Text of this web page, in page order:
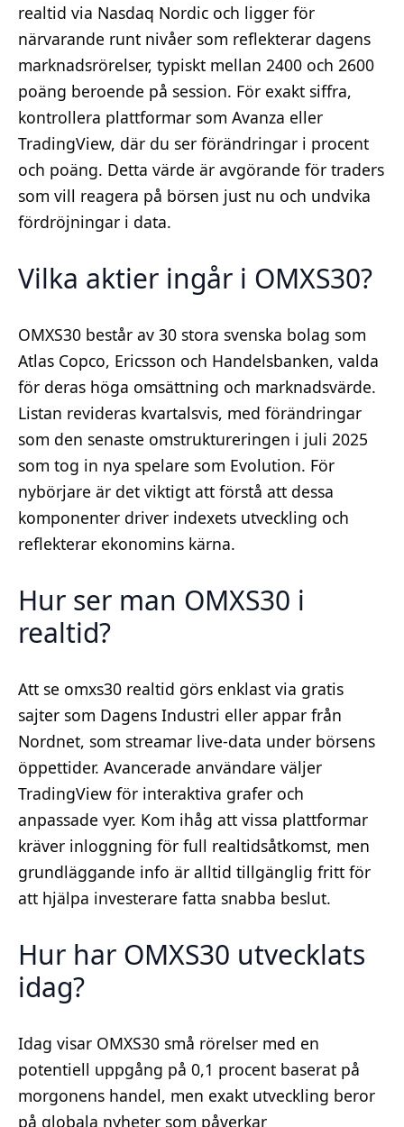
realtid via Nasdaq Nordic och ligger för
närvarande runt nivåer som reflekterar dagens
marknadsrörelser, typiskt mellan 2400 och 2600
poäng beroende på session. För exakt siffra,
kontrollera plattformar som Avanza eller
TradingView, där du ser förändringar i procent
och poäng. Detta värde är avgörande för traders
som vill reagera på börsen just nu och undvika
fördröjningar i data.
Vilka aktier ingår i OMXS30?
OMXS30 består av 30 stora svenska bolag som
Atlas Copco, Ericsson och Handelsbanken, valda
för deras höga omsättning och marknadsvärde.
Listan revideras kvartalsvis, med förändringar
som den senaste omstruktureringen i juli 2025
som tog in nya spelare som Evolution. För
nybörjare är det viktigt att förstå att dessa
komponenter driver indexets utveckling och
reflekterar ekonomins kärna.
Hur ser man OMXS30 i
realtid?
Att se omxs30 realtid görs enklast via gratis
sajter som Dagens Industri eller appar från
Nordnet, som streamar live-data under börsens
öppettider. Avancerade användare väljer
TradingView för interaktiva grafer och
anpassade vyer. Kom ihåg att vissa plattformar
kräver inloggning för full realtidsåtkomst, men
grundläggande info är alltid tillgänglig fritt för
att hjälpa investerare fatta snabba beslut.
Hur har OMXS30 utvecklats
idag?
Idag visar OMXS30 små rörelser med en
potentiell uppgång på 0,1 procent baserat på
morgonens handel, men exakt utveckling beror
på globala nyheter som påverkar